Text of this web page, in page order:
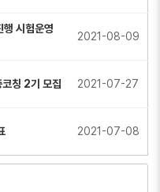
행 시험운영
2021-08-09
칭 2기 모집 2021-07-27
2021-07-08